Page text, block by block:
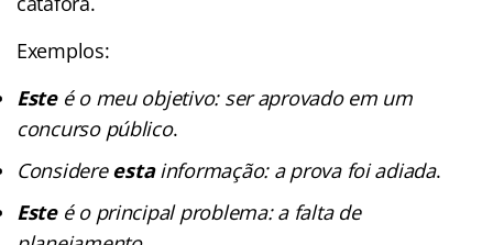
Exemplos:
Esteé o meu objetivo: ser aprovado em um
concurso público.
Considereestainformação: a prova foi adiada.
Esteé o principal problema: a falta de